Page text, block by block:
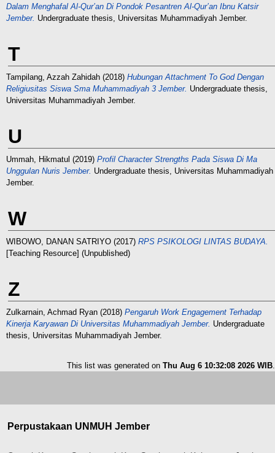
Dalam Menghafal Al-Qur’an Di Pondok Pesantren Al-Qur’an Ibnu Katsir
Jember. Undergraduate thesis, Universitas Muhammadiyah Jember.
T
Tampilang, Azzah Zahidah (2018) Hubungan Attachment To God Dengan
Religiusitas Siswa Sma Muhammadiyah 3 Jember. Undergraduate thesis,
Universitas Muhammadiyah Jember.
U
Ummah, Hikmatul (2019) Profil Character Strengths Pada Siswa Di Ma
Unggulan Nuris Jember. Undergraduate thesis, Universitas Muhammadiyah
Jember.
W
WIBOWO, DANAN SATRIYO (2017) RPS PSIKOLOGI LINTAS BUDAYA.
[Teaching Resource] (Unpublished)
Z
Zulkarnain, Achmad Ryan (2018) Pengaruh Work Engagement Terhadap
Kinerja Karyawan Di Universitas Muhammadiyah Jember. Undergraduate
thesis, Universitas Muhammadiyah Jember.
This list was generated on Thu Aug 6 10:32:08 2026 WIB.
Perpustakaan UNMUH Jember